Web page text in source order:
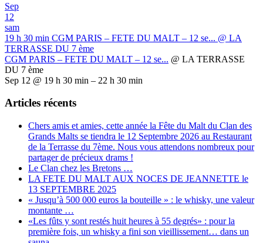
Sep
12
sam
19 h 30 min CGM PARIS – FETE DU MALT – 12 se... @ LA
TERRASSE DU 7 ème
CGM PARIS – FETE DU MALT – 12 se... @ LA TERRASSE
DU 7 ème
Sep 12 @ 19 h 30 min – 22 h 30 min
Articles récents
Chers amis et amies, cette année la Fête du Malt du Clan des
Grands Malts se tiendra le 12 Septembre 2026 au Restaurant
de la Terrasse du 7ème. Nous vous attendons nombreux pour
partager de précieux drams !
Le Clan chez les Bretons …
LA FETE DU MALT AUX NOCES DE JEANNETTE le
13 SEPTEMBRE 2025
« Jusqu’à 500 000 euros la bouteille » : le whisky, une valeur
montante …
«Les fûts y sont restés huit heures à 55 degrés» : pour la
première fois, un whisky a fini son vieillissement… dans un